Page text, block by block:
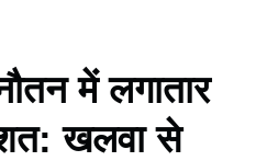
में लगातार
खलवा से